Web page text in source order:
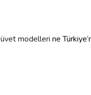
modelleri ne